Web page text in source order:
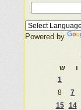
Powered by
ו
ש
1
7
8
14
15